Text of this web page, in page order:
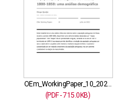
OEm_WorkingPaper_10_202...
(PDF - 715.0KB)